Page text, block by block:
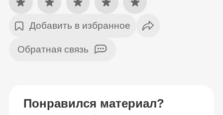
Добавить в избранное
Обратная связь
Понравился материал?